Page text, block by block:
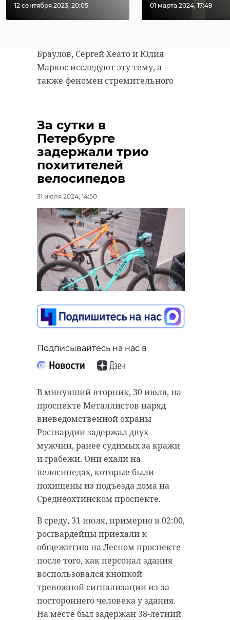
12 сентября 2023, 20:05 01 марта 2024, 17:49
За сутки в
Петербурге
задержали трио
похитителей
велосипедов
31 июля 2024, 14:50
Подписывайтесь на нас в
В минувший вторник, 30 июля, на
проспекте Металлистов наряд
вневедомственной охраны
Росгвардии задержал двух
мужчин, ранее судимых за кражи
и грабежи. Они ехали на
велосипедах, которые были
похищены из подъезда дома на
Среднеохтинском проспекте.
В среду, 31 июля, примерно в 02:00,
росгвардейцы приехали к
общежитию на Лесном проспекте
после того, как персонал здания
воспользовался кнопкой
тревожной сигнализации из-за
постороннего человека у здания.
На месте был задержан 38-летний
Браулов, Сергей Хеато и Юлия
Маркос исследуют эту тему, а
также феномен стремительного
ноутбук как почти
археологический объект, а
Марьяна Насыбуллова видит
компьютерную дискету как
реликвию.
Выставку завершают работы
молодых медиа-художников,
исследующих обмен информацией
между человеком и цифровым
миром, метаморфозы
человеческого тела в
киберпространстве и
навигационные процессы.
Экспозиция предлагает зрителю
включить воображение и
"весть". За современными
технологиями монитора
элементы: благая Архангельская
весть, факел, набат, корабельные
сигнальные флажки, ручной набор
петровских "Ведомостей" и
бегущая новостная строка.
Русский музей, сочетая
произведения разных эпох,
представляет яркий выставочный
проект, который охватит оба
крыла корпуса Бенуа. Выставка
продлится до 2 декабря и
предоставит посетителям
возможность взглянуть на мир
информации со всех сторон.